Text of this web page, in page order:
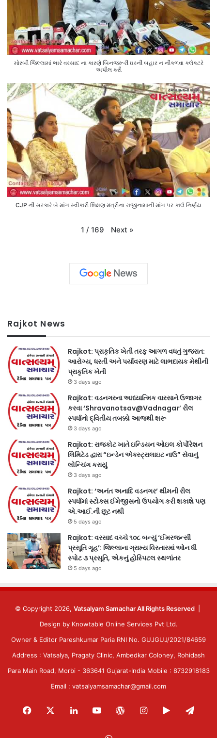
મોરબી જિલ્લામાં ભારે વરસાદ ના કારણે બિનજરૂરી ઘરની બહાર ન નીકળવા કલેક્ટરે
અપીલ કરી
CJP ની સરકારે બે માંગ સ્વીકારી શિક્ષણ મંત્રીના રાજીનામાની માંગ પર કાલે નિર્ણય
1 / 169 Next »
Rajkot News
Rajkot: પ્રાકૃતિક ખેતી તરફ આગળ વધતું ગુજરાત:
આરોગ્ય, ધરતી અને પર્યાવરણ માટે લાભદાયક મેથીની
પ્રાકૃતિક ખેતી
3 days ago
Rajkot: વડનગરના આધ્યાત્મિક વારસાને ઉજાગર
કરવા ‘Shravanotsav@Vadnagar’ રીલ
સ્પર્ધાનો દ્વિતીય તબક્કો આજથી શરૂ
3 days ago
Rajkot: રાજકોટ ખાતે ઇન્ડિયન ઓઇલ કોર્પોરેશન
લિમિટેડ દ્વારા “ઇન્ડેન એક્સ્ટ્રાલાઇટ નાઉ” સેવાનું
લોન્ચિંગ કરાયું
3 days ago
Rajkot: ‘અનંત અનાદિ વડનગર’ થીમની રીલ
સ્પર્ધામાં સ્ટોક્સ ઈમેજીસનો ઉપયોગ કરી શકાશે પણ
એ.આઈ.ની છૂટ નથી
5 days ago
Rajkot: વરસાદ વચ્ચે ૧૦૮ બન્યું ‘ઈમરજન્સી
પ્રસૂતિ ગૃહ’: જિલ્લાના ગ્રામ્ય વિસ્તારમાં ઓન ધી
સ્પોટ ૩ પ્રસૂતિ, એકનું હોસ્પિટલ સ્થળાંતર
5 days ago
© Copyright 2026, Vatsalyam Samachar All Rights Reserved
Design by Knowtable Online Services Pvt Ltd.
Owner & Editor Pareshkumar Paria RNI No. GUJGUJ/2021/84659
Address : Vatsalya, Pragaty Clinic, Ambedkar Coloney, Rohidash
Para Main Road, Morbi - 363641 Gujarat-India Mobile : 8732918183
Email : vatsalyamsamachar@gmail.com
Facebook LinkedInYouTubeWordPressInstagram
Google